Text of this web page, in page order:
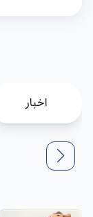
اخبار